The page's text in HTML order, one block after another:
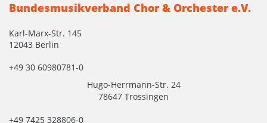
Bundesmusikverband Chor & Orchester e.V.
Karl-Marx-Str. 145
12043 Berlin
+49 30 60980781-0
Hugo-Herrmann-Str. 24
78647 Trossingen
+49 7425 328806-0